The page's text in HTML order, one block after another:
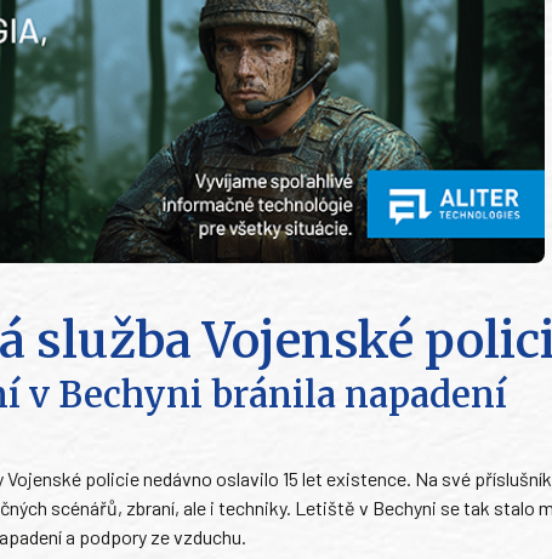
služba Vojenské
v Bechyni bránila napadení
Vojenské policie nedávno oslavilo 15 let existence. Na své
scénářů, zbraní, ale i techniky. Letiště v Bechyni se tak stalo
a podpory ze vzduchu.